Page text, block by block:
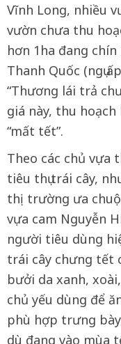
Vĩnh Long, nhiều
vườn chưa thu
hơn 1ha đang
Thanh Quốc (ngụ
“Thương lái trả
giá này, thu
“mất tết”.
Theo các chủ vựa
tiêu thụ trái cây,
thị trường ưa
vựa cam Nguyễn
người tiêu dùng
trái cây chưng tết
bưởi da xanh,
chủ yếu dùng để
phù hợp trưng
dù đang vào mùa